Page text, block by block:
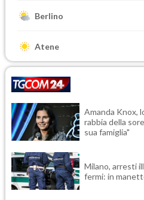
Berlino
Atene
Amanda Knox,
rabbia della
sua famiglia"
Milano, arresti
fermi: in